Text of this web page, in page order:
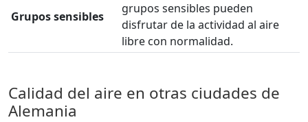
Grupos sensibles
grupos sensibles pueden
disfrutar de la actividad al aire
libre con normalidad.
Calidad del aire en otras ciudades de
Alemania